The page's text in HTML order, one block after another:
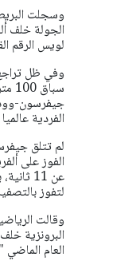
وسجلت
لويس الرقم
وفي ظل
جيفرسون-
الفردية
لم تتلق
الفوز على
لتفوز
البرونزية
العام